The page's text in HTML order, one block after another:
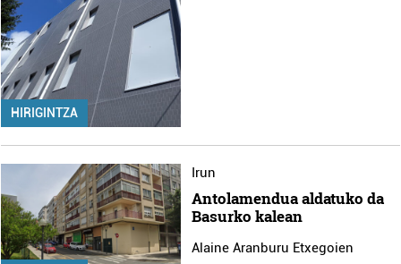
HIRIGINTZA
Irun
Antolamendua aldatuko da
Basurko kalean
Alaine Aranburu Etxegoien